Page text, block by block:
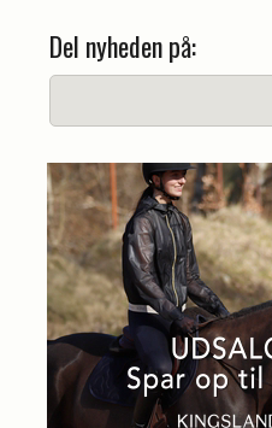
Del nyheden på: